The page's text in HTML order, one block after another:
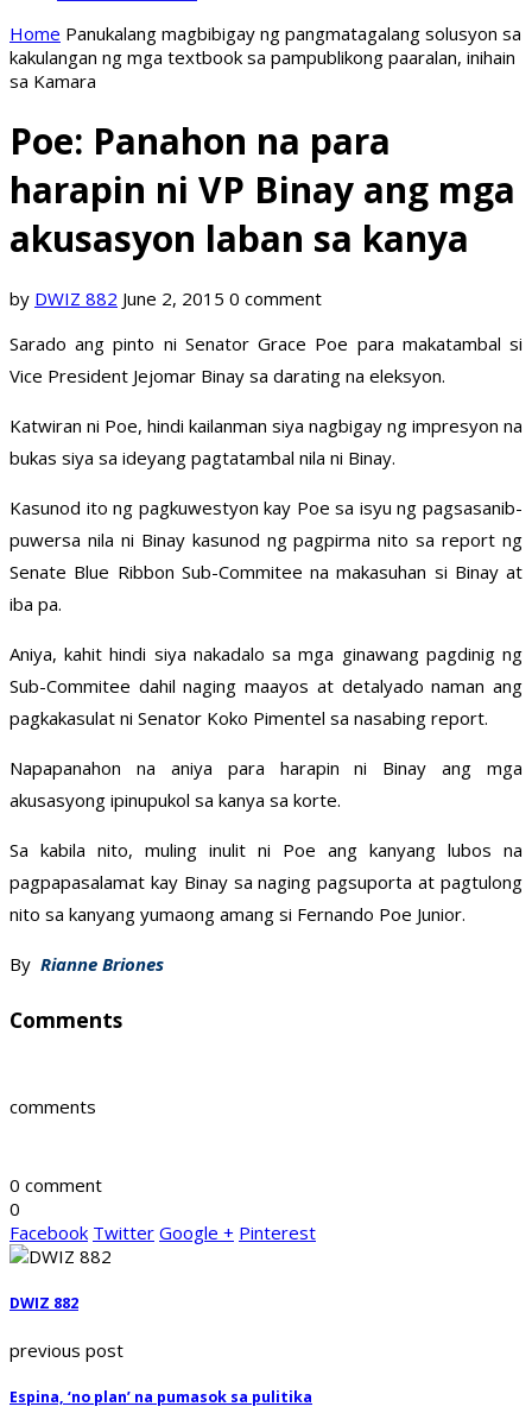
Home Panukalang magbibigay ng pangmatagalang solusyon sa
kakulangan ng mga textbook sa pampublikong paaralan, inihain
sa Kamara
Poe: Panahon na para
harapin ni VP Binay ang mga
akusasyon laban sa kanya
by DWIZ 882 June 2, 2015 0 comment
Sarado ang pinto ni Senator Grace Poe para makatambal si
Vice President Jejomar Binay sa darating na eleksyon.
Katwiran ni Poe, hindi kailanman siya nagbigay ng impresyon na
bukas siya sa ideyang pagtatambal nila ni Binay.
Kasunod ito ng pagkuwestyon kay Poe sa isyu ng pagsasanib-
puwersa nila ni Binay kasunod ng pagpirma nito sa report ng
Senate Blue Ribbon Sub-Commitee na makasuhan si Binay at
iba pa.
Aniya, kahit hindi siya nakadalo sa mga ginawang pagdinig ng
Sub-Commitee dahil naging maayos at detalyado naman ang
pagkakasulat ni Senator Koko Pimentel sa nasabing report.
Napapanahon na aniya para harapin ni Binay ang mga
akusasyong ipinupukol sa kanya sa korte.
Sa kabila nito, muling inulit ni Poe ang kanyang lubos na
pagpapasalamat kay Binay sa naging pagsuporta at pagtulong
nito sa kanyang yumaong amang si Fernando Poe Junior.
By Rianne Briones
Comments
comments
0 comment
0
Facebook Twitter Google + Pinterest
DWIZ 882
previous post
Espina, ‘no plan’ na pumasok sa pulitika